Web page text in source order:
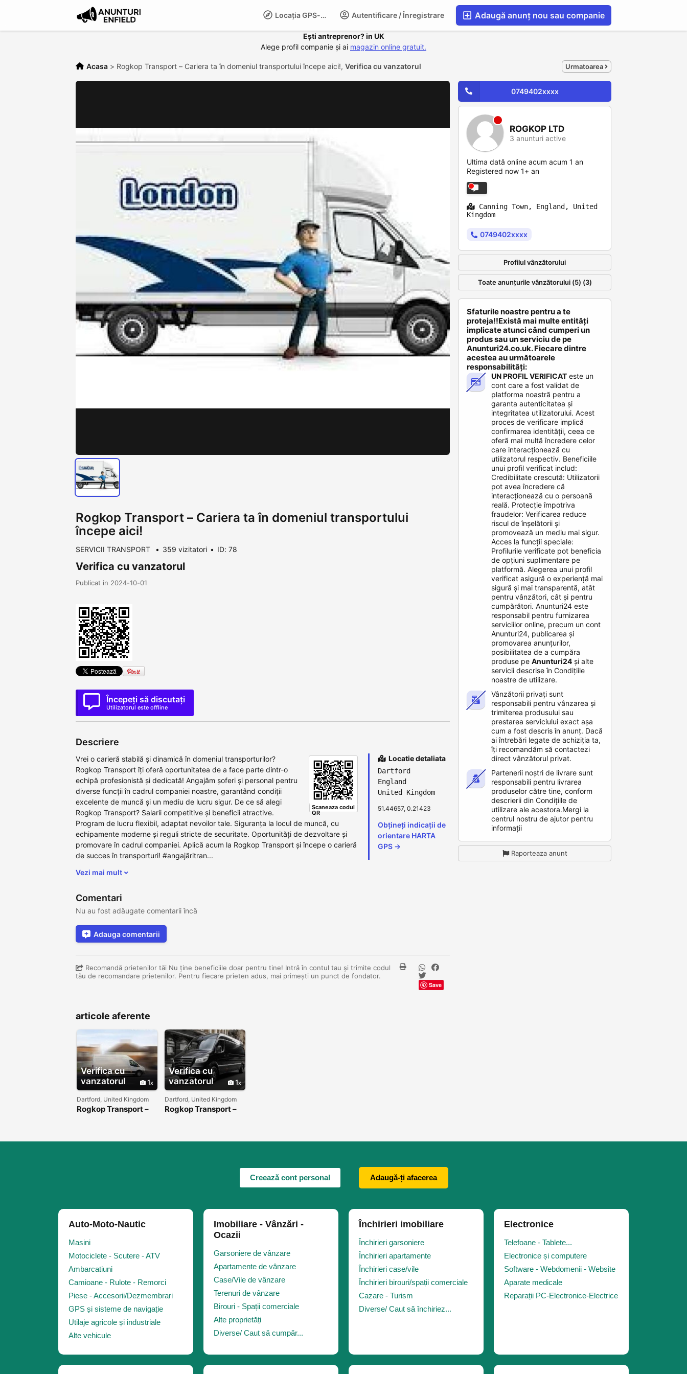
Adaugă anunț nou sau companie
Autentificare / Înregistrare
Locația GPS-LIFE
CompaniesS
Ești antreprenor? in UK
Alege profil companie și ai magazin online gratuit.
Acasa > Rogkop Transport – Cariera ta în domeniul transportului începe aici!, Verifica cu vanzatorul Urmatoarea
Rogkop Transport – Cariera ta în domeniul transportului
începe aici!
SERVICII TRANSPORT 359 vizitatori ID: 78
Verifica cu vanzatorul
Publicat in 2024-10-01
Începeți să discutați
Utilizatorul este offline
Descriere
Scaneaza codul
QR
Vrei o carieră stabilă și dinamică în domeniul transporturilor?
Rogkop Transport îți oferă oportunitatea de a face parte dintr-o
echipă profesionistă și dedicată! Angajăm șoferi și personal pentru
diverse funcții în cadrul companiei noastre, garantând condiții
excelente de muncă și un mediu de lucru sigur. De ce să alegi
Rogkop Transport? Salarii competitive și beneficii atractive.
Program de lucru flexibil, adaptat nevoilor tale. Siguranța la locul de muncă, cu
echipamente moderne și reguli stricte de securitate. Oportunități de dezvoltare și
promovare în cadrul companiei. Aplică acum la Rogkop Transport și începe o carieră
de succes în transporturi! #angajăritran...
Vezi mai mult
Locatie detaliata
Dartford
England
United Kingdom
51.44657, 0.21423
Obțineți indicații de
orientare HARTA
GPS →
Comentari
Nu au fost adăugate comentarii încă
Adauga comentarii
Recomandă prietenilor tăi Nu ține beneficiile doar pentru tine! Intră în contul tau și trimite codul
tău de recomandare prietenilor. Pentru fiecare prieten adus, mai primești un punct de fondator.
Save
0749402xxxx
ROGKOP LTD
3 anunturi active
Ultima dată online acum acum 1 an
Registered now 1+ an
Canning Town, England, United
Kingdom
0749402xxxx
Profilul vânzătorului
Toate anunțurile vânzătorului (5) (3)
Sfaturile noastre pentru a te
proteja!!Există mai multe entități
implicate atunci când cumperi un
produs sau un serviciu de pe
Anunturi24.co.uk. Fiecare dintre
acestea au următoarele
responsabilități:
UN PROFIL VERIFICAT este un
cont care a fost validat de
platforma noastră pentru a
garanta autenticitatea și
integritatea utilizatorului. Acest
proces de verificare implică
confirmarea identității, ceea ce
oferă mai multă încredere celor
care interacționează cu
utilizatorul respectiv. Beneficiile
unui profil verificat includ:
Credibilitate crescută: Utilizatorii
pot avea încredere că
interacționează cu o persoană
reală. Protecție împotriva
fraudelor: Verificarea reduce
riscul de înșelătorii și
promovează un mediu mai sigur.
Acces la funcții speciale:
Profilurile verificate pot beneficia
de opțiuni suplimentare pe
platformă. Alegerea unui profil
verificat asigură o experiență mai
sigură și mai transparentă, atât
pentru vânzători, cât și pentru
cumpărători. Anunturi24 este
responsabil pentru furnizarea
serviciilor online, precum un cont
Anunturi24, publicarea și
promovarea anunțurilor,
posibilitatea de a cumpăra
produse pe Anunturi24 și alte
servicii descrise în Condițiile
noastre de utilizare.
Vânzătorii privați sunt
responsabili pentru vânzarea și
trimiterea produsului sau
prestarea serviciului exact așa
cum a fost descris în anunț. Dacă
ai întrebări legate de achiziția ta,
îți recomandăm să contactezi
direct vânzătorul privat.
Partenerii noștri de livrare sunt
responsabili pentru livrarea
produselor către tine, conform
descrierii din Condițiile de
utilizare ale acestora.Mergi la
centrul nostru de ajutor pentru
informații
Raporteaza anunt
articole aferente
Verifica cu
vanzatorul
1
Dartford, United Kingdom
Rogkop Transport –
Angajăm șoferi cu
Verifica cu
vanzatorul
1
Dartford, United Kingdom
Rogkop Transport –
Alătură-te unei
Creează cont personal Adaugă-ți afacerea
Auto-Moto-Nautic
Masini
Motociclete - Scutere - ATV
Ambarcatiuni
Camioane - Rulote - Remorci
Piese - Accesorii/Dezmembrari
GPS și sisteme de navigație
Utilaje agricole și industriale
Alte vehicule
Imobiliare - Vânzări -
Ocazii
Garsoniere de vânzare
Apartamente de vânzare
Case/Vile de vânzare
Terenuri de vânzare
Birouri - Spații comerciale
Alte proprietăți
Diverse/ Caut să cumpăr...
Închirieri imobiliare
Închirieri garsoniere
Închirieri apartamente
Închirieri case/vile
Închirieri birouri/spații comerciale
Cazare - Turism
Diverse/ Caut să închiriez...
Electronice
Telefoane - Tablete...
Electronice și computere
Software - Webdomenii - Website
Aparate medicale
Reparații PC-Electronice-Electrice